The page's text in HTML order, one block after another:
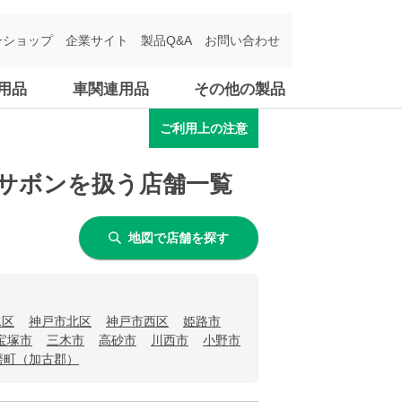
品 車関連用品 その他の製品
ョップ 企業サイト 製品Q&A お問い合わせ
ご利用上の注意
ボンを扱う店舗一覧
地図で店舗を探す
神戸市北区 神戸市西区
姫路市
塚市
三木市 高砂市 川西市
小野市
（加古郡）